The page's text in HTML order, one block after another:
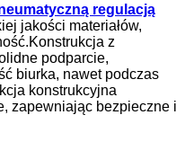
regulacją
jakości materiałów,
z
podparcie,
biurka, nawet podczas
konstrukcyjna
zapewniając bezpieczne i